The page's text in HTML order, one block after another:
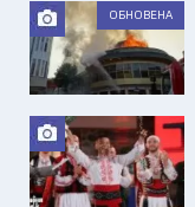
ОБНОВЕНА